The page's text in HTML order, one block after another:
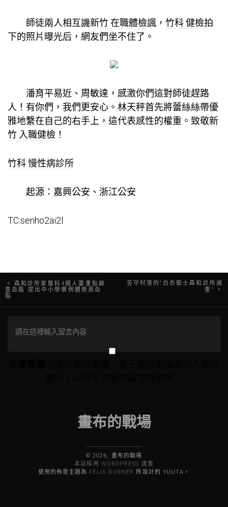
師徒兩人相互譏新竹 在職體檢諷， 竹科 健檢拍
下的照片曝光后，網友們坐不住了。
潘育平易近、周敏達，感激你們這對師徒趕路
人！有你們，我們更安心。林天秤首先將蕾絲絲帶優
雅地繫在自己的右手上，這代表感性的權重。致敬新
竹 入職健檢 ！
竹科 慢性病診所
起源：嘉興公安、浙江公安
TC:senho2ai2l
文
章
導
森和診所家醫科4類人要重點篩
查血脂 提出中小學慣例體檢測血
脂
苦守村落的“白衣衛士森和診所減
重”
畫布的戰場
© 2026, 畫布的戰場
本站採用 WORDPRESS 建置
使用的佈景主題為
FELIX DORNER 所設計的 YUUTA。